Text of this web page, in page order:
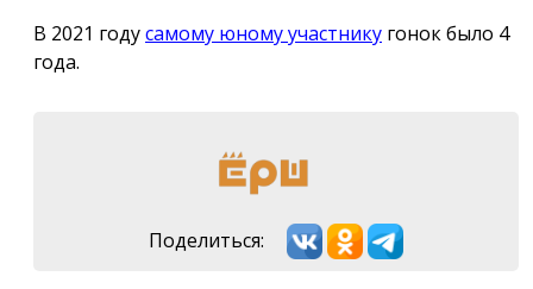
В 2021 годусамому юному участнику гонок было 4
года.
Поделиться: